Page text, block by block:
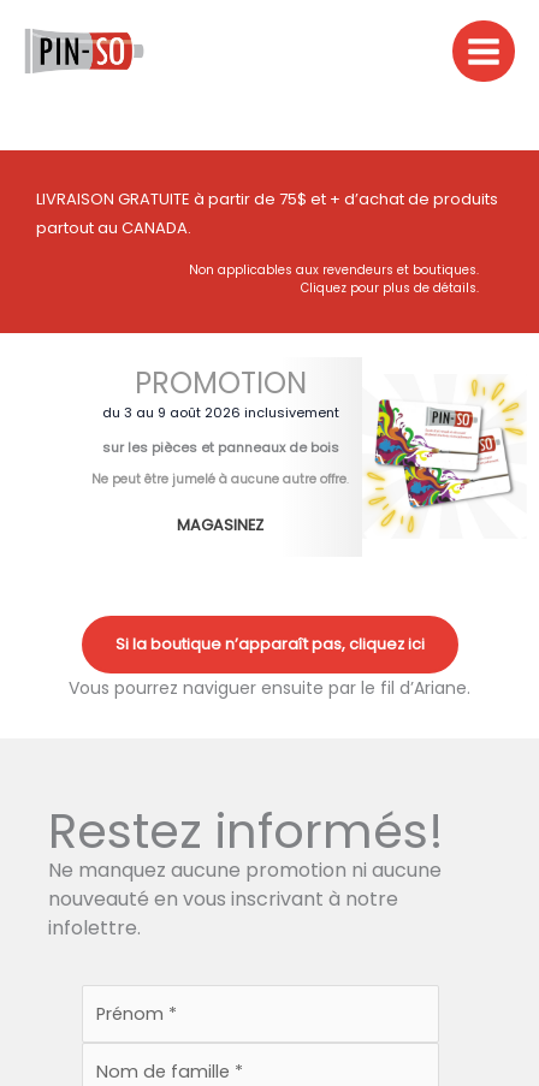
contenu
LIVRAISON GRATUITE à partir de 75$ et + d’achat de produits
partout au CANADA.
Non applicables aux revendeurs et boutiques.
Cliquez pour plus de détails.
PROMOTION
du 3 au 9 août 2026 inclusivement
sur les pièces et panneaux de bois
Ne peut être jumelé à aucune autre offre.
MAGASINEZ
Si la boutique n’apparaît pas, cliquez ici
Vous pourrez naviguer ensuite par le fil d’Ariane.
Restez informés!
Ne manquez aucune promotion ni aucune
nouveauté en vous inscrivant à notre
infolettre.